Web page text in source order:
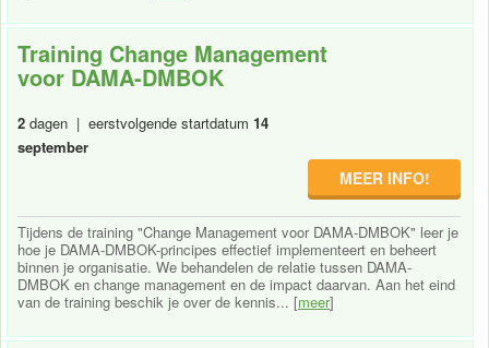
Training Change Management
voor DAMA-DMBOK
2 dagen | eerstvolgende startdatum 14
september
MEER INFO!
Tijdens de training "Change Management voor DAMA-DMBOK" leer je
hoe je DAMA-DMBOK-principes effectief implementeert en beheert
binnen je organisatie. We behandelen de relatie tussen DAMA-
DMBOK en change management en de impact daarvan. Aan het eind
van de training beschik je over de kennis... [meer]